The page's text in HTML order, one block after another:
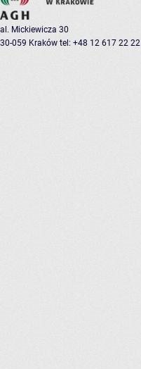
al. Mickiewicza 30
30-059 Kraków tel: +48 12 617 22 22